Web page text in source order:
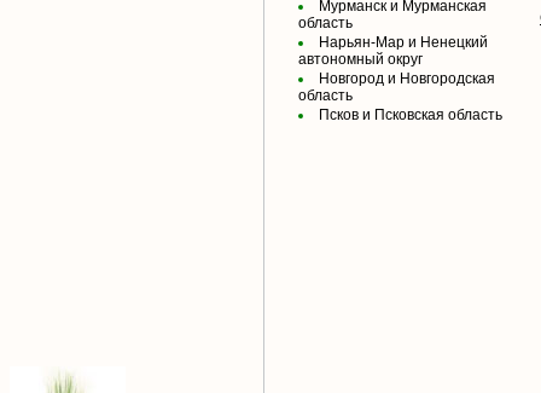
Мурманск и Мурманская
область
Нарьян-Мар и Ненецкий
автономный округ
Новгород и Новгородская
область
Псков и Псковская область